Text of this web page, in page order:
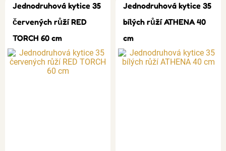
Jednodruhová kytice 35
červených růží RED
TORCH 60 cm
Jednodruhová kytice 35
bílých růží ATHENA 40
cm